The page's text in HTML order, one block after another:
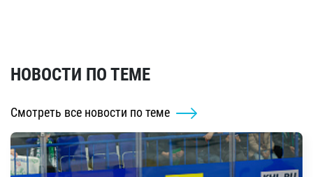
НОВОСТИ ПО ТЕМЕ
Смотреть все новости по теме